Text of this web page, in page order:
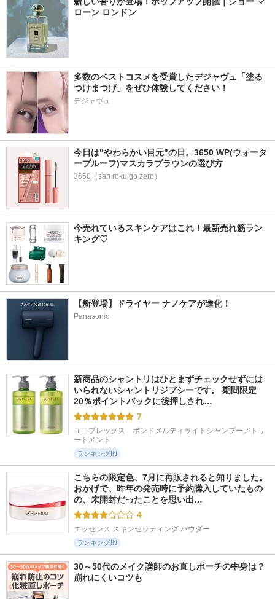
ローン ロンドン
多数のベストコスメを受賞したデジャヴュ「塗る
つけまつげ」をぜひ体験してください！
デジャヴュ
今日は"やわらかい目元"の日。3650 WP(ウォータ
ープルーフ)マスカラブラウンの選び方
3650（san roku go zero）
今売れているスキンケアはこれ！最新売れ筋ラン
キング♡
【新登場】ドライヤー ナノケアが進化！
Panasonic
新商品のシャントリはひとまずチェックせずには
いられないシャントリジプシーです。 期間限定
20％ポイントバックに後押しされ…
7
ユニプレックス　ボンドメルティライトシャンプー／トリ
ートメント
ランキングIN
こちらの限定色、7月に再販されると知りました。
おかげで、昨年の発売時に予約購入していたもの
の、未開封だったことを思い出…
4
エッセンス スキンセッティング パウダー
ランキングIN
30～50代のメイク講師のお直しポーチの中身は？
崩れにくいコツも